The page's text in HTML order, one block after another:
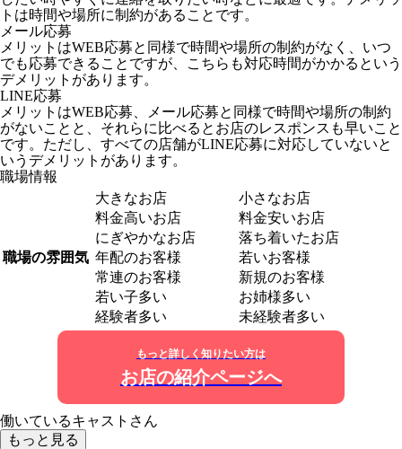
トは時間や場所に制約があることです。
メール応募
メリットはWEB応募と同様で時間や場所の制約がなく、いつ
でも応募できることですが、こちらも対応時間がかかるという
デメリットがあります。
LINE応募
メリットはWEB応募、メール応募と同様で時間や場所の制約
がないことと、それらに比べるとお店のレスポンスも早いこと
です。ただし、すべての店舗がLINE応募に対応していないと
いうデメリットがあります。
職場情報
職場の雰囲気
大きなお店
小さなお店
料金高いお店
料金安いお店
にぎやかなお店
落ち着いたお店
年配のお客様
若いお客様
常連のお客様
新規のお客様
若い子多い
お姉様多い
経験者多い
未経験者多い
もっと詳しく知りたい方は
お店の紹介ページへ
働いているキャストさん
もっと見る